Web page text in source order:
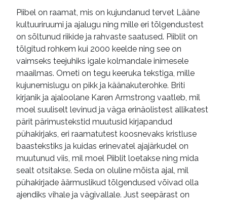
Piibel on raamat, mis on kujundanud tervet Lääne
kultuuriruumi ja ajalugu ning mille eri tõlgendustest
on sõltunud riikide ja rahvaste saatused. Piiblit on
tõlgitud rohkem kui 2000 keelde ning see on
vaimseks teejuhiks igale kolmandale inimesele
maailmas. Ometi on tegu keeruka tekstiga, mille
kujunemislugu on pikk ja käänakuterohke. Briti
kirjanik ja ajaloolane Karen Armstrong vaatleb, mil
moel suuliselt levinud ja väga erinäolistest allikatest
pärit pärimustekstid muutusid kirjapandud
pühakirjaks, eri raamatutest koosnevaks kristluse
baastekstiks ja kuidas erinevatel ajajärkudel on
muutunud viis, mil moel Piiblit loetakse ning mida
sealt otsitakse. Seda on oluline mõista ajal, mil
pühakirjade äärmuslikud tõlgendused võivad olla
ajendiks vihale ja vägivallale. Just seepärast on